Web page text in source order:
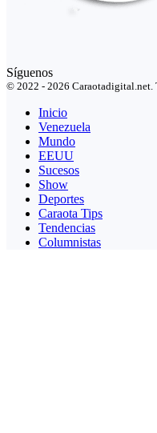
Síguenos
© 2022 - 2026 Caraotadigital.net.
Inicio
Venezuela
Mundo
EEUU
Sucesos
Show
Deportes
Caraota Tips
Tendencias
Columnistas